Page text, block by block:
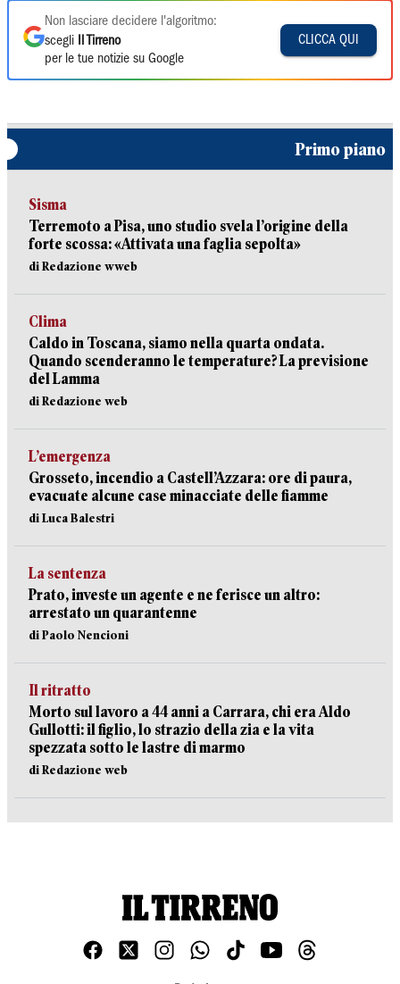
Non lasciare decidere l'algoritmo:
scegli
Il Tirreno
per le tue notizie su Google
CLICCA QUI
Primo piano
Sisma
Terremoto a Pisa, uno studio svela l’origine della
forte scossa: «Attivata una faglia sepolta»
di Redazione wweb
Clima
Caldo in Toscana, siamo nella quarta ondata.
Quando scenderanno le temperature? La previsione
del Lamma
di Redazione web
L’emergenza
Grosseto, incendio a Castell’Azzara: ore di paura,
evacuate alcune case minacciate delle fiamme
di Luca Balestri
La sentenza
Prato, investe un agente e ne ferisce un altro:
arrestato un quarantenne
di Paolo Nencioni
Il ritratto
Morto sul lavoro a 44 anni a Carrara, chi era Aldo
Gullotti: il figlio, lo strazio della zia e la vita
spezzata sotto le lastre di marmo
di Redazione web